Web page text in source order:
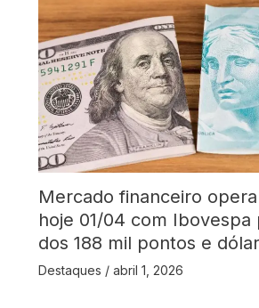
Mercado financeiro
hoje 01/04 com Ibovespa
dos 188 mil pontos e
Destaques / abril 1, 2026